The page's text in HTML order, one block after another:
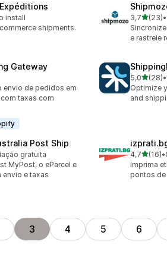
todo
install
shipments.
3,7de 5(23)
23 •
e rastreie
Gateway
envio de pedidos em
taxas com
5,0de 5(28)
28 •
Optimize
and
Post Ship
todogratuita
MyPost, o eParcel e
envio e taxas
4,7de 5
(16)
16 •
Imprima
pontos de
3 4 5 6